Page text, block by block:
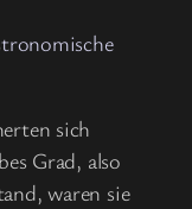
sich
Grad, also
waren sie